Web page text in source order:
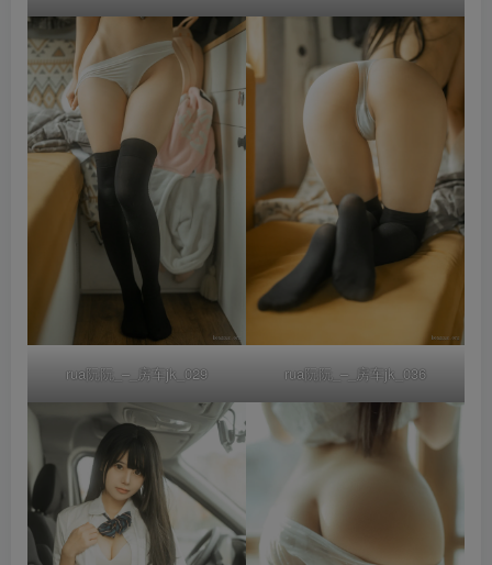
rua阮阮_–_房车jk_029 rua阮阮_–_房车jk_036